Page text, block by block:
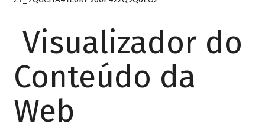
Visualizador do
Conteúdo da
Web